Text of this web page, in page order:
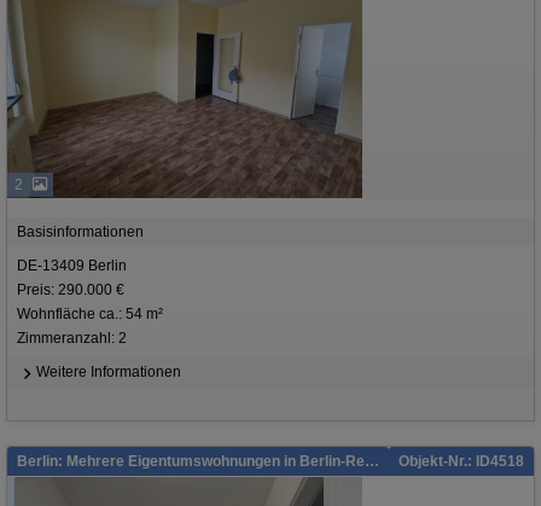
2
Basisinformationen
DE-13409 Berlin
Preis: 290.000 €
Wohnfläche ca.: 54 m²
Zimmeranzahl: 2
Weitere Informationen
Berlin: Mehrere Eigentumswohnungen in Berlin-Reinickendorf Objekt-Nr.: ID4518